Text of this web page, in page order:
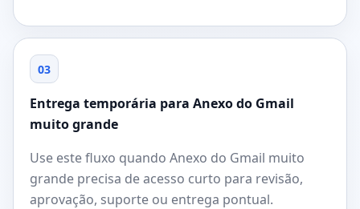
03
Entrega temporária para Anexo do Gmail
muito grande
Use este fluxo quando Anexo do Gmail muito
grande precisa de acesso curto para revisão,
aprovação, suporte ou entrega pontual.